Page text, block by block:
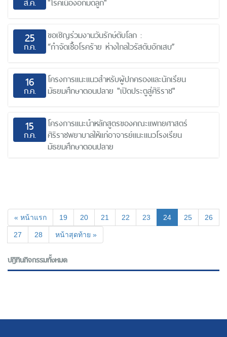
ส.ค.
"โรคเนื้องอกมดลูก"
25
ก.ค.
ขอเชิญร่วมงานวันรักษ์ตับโลก :
“กำจัดเชื้อโรคร้าย ห่างไกลไวรัสตับอักเสบ”
16
ก.ค.
โครงการแนะแนวสำหรับผู้ปกครองและนักเรียน
มัธยมศึกษาตอนปลาย "เปิดประตูสู่ศิริราช"
15
ก.ค.
โครงการแนะนำหลักสูตรของคณะแพทยศาสตร์
ศิริราชพยาบาลให้แก่อาจารย์แนะแนวโรงเรียน
มัธยมศึกษาตอนปลาย
« หน้าแรก 19 20 21 22 23 24(current)
25 26
27 28 หน้าสุดท้าย »
ปฎิทินกิจกรรมทั้งหมด